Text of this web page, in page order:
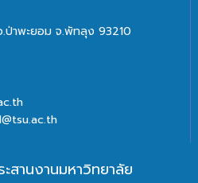
าพะยอม จ.พัทลุง 93210
สานงานมหาวิทยาลัย